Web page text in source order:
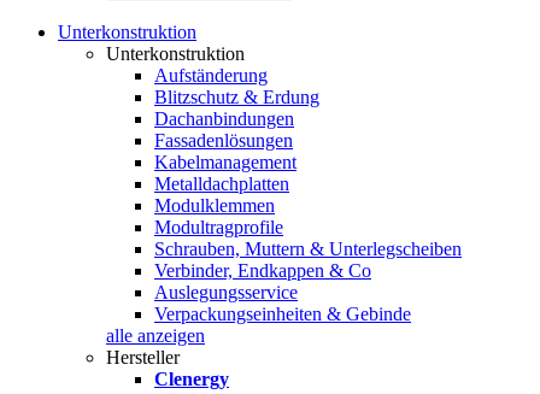
Unterkonstruktion
Unterkonstruktion
Aufständerung
Blitzschutz & Erdung
Dachanbindungen
Fassadenlösungen
Kabelmanagement
Metalldachplatten
Modulklemmen
Modultragprofile
Schrauben, Muttern & Unterlegscheiben
Verbinder, Endkappen & Co
Auslegungsservice
Verpackungseinheiten & Gebinde
alle anzeigen
Hersteller
Clenergy